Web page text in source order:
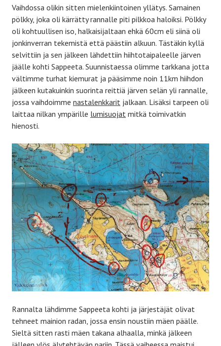
Vaihdossa olikin sitten mielenkiintoinen yllätys. Samainen
pölkky, joka oli kärrätty rannalle piti pilkkoa haloiksi. Pölkky
oli kohtuullisen iso, halkaisijaltaan ehkä 60cm eli siinä oli
jonkinverran tekemistä että päästiin alkuun. Tästäkin kyllä
selvittiin ja sen jälkeen lähdettiin hiihtotaipaleelle järven
jäälle kohti Sappeeta. Suunnistaessa olimme tarkkana jotta
vältimme turhat kiemurat ja pääsimme noin 11km hiihdon
jälkeen kutakuinkin suorinta reittiä järven selän yli rannalle,
jossa vaihdoimme nastalenkkarit jalkaan. Lisäksi tarpeen oli
laittaa nilkan ympärille lumisuojat mitkä toimivatkin
hienosti.
Rannalta lähdimme Sappeeta kohti ja järjestäjät olivat
tehneet mainion radan, jossa ensin noustiin mäen päälle.
Sieltä sitten rasti mäen takana alhaalla, minkä jälkeen